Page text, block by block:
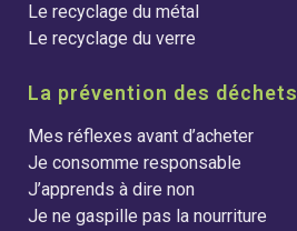
Le recyclage du métal
Le recyclage du verre
La prévention des déchets
Mes réflexes avant d’acheter
Je consomme responsable
J’apprends à dire non
Je ne gaspille pas la nourriture